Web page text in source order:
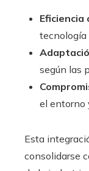
tecnología
según las
el entorno
Esta
consolidarse